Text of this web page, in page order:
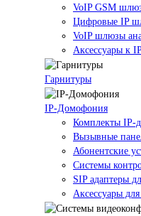
VoIP GSM
Цифровые IP
VoIP шлюзы
Аксессуары к
Гарнитуры
IP-Домофония
Комплекты IP-
Вызывные
Абонентские
Системы
SIP адаптеры
Аксессуары